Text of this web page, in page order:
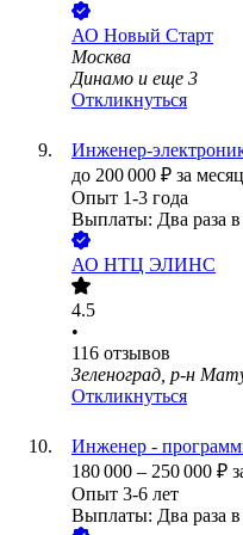
АО Новый Старт
Москва
Динамо и еще 3
Откликнуться
Инженер-
до 200 000 ₽ за
Опыт 1-3 года
Выплаты: Два раза в
АО НТЦ ЭЛИНС
4.5
•
116 отзывов
Зеленоград, р-н
Откликнуться
Инженер -
180 000 – 250 000 ₽
Опыт 3-6 лет
Выплаты: Два раза в